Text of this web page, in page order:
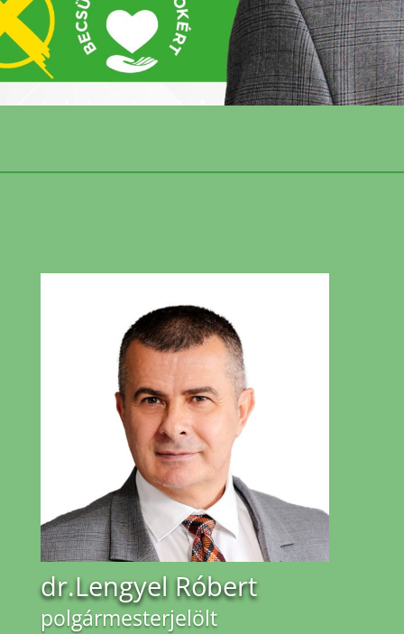
dr.Lengyel Róbert
polgármesterjelölt